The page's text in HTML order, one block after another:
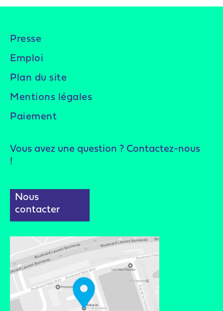
Presse
Emploi
Plan du site
Mentions légales
Paiement
Vous avez une question ? Contactez-nous
!
Nous
contacter